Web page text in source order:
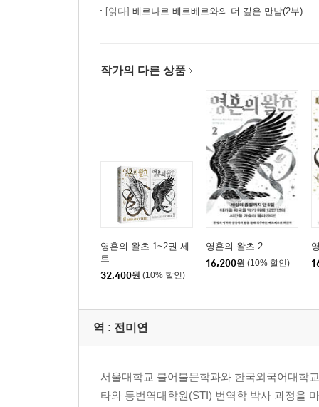
[읽다] 베르나르 베르베르와의 더 깊은 만남(2부)
작가의 다른 상품
영혼의 왈츠 1~2권 세
트
32,400원 (10% 할인)
영혼의 왈츠 2
16,200원 (10% 할인)
역 : 전미연
서울대학교 불어불문학과와 한국외국어대학
타와 통번역대학원(STI) 번역학 박사 과정을